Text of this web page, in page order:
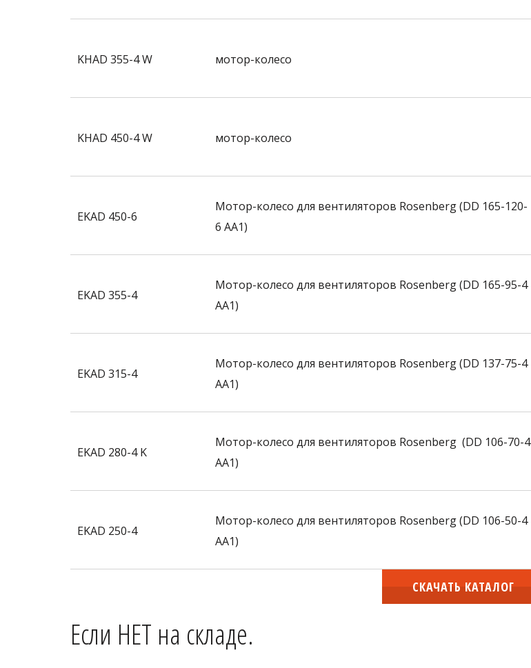
KHAD 355-4 W мотор-колесо
KHAD 450-4 W мотор-колесо
EKAD 450-6
Мотор-колесо для вентиляторов Rosenberg (DD 165-120-
6 AA1)
EKAD 355-4
Мотор-колесо для вентиляторов Rosenberg (DD 165-95-4
AA1)
EKAD 315-4
Мотор-колесо для вентиляторов Rosenberg (DD 137-75-4
AA1)
EKAD 280-4 K
Мотор-колесо для вентиляторов Rosenberg (DD 106-70-4
AA1)
EKAD 250-4
Мотор-колесо для вентиляторов Rosenberg (DD 106-50-4
AA1)
СКАЧАТЬ КАТАЛОГ
Если НЕТ на складе.